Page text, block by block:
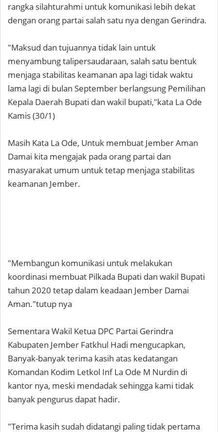
rangka silahturahmi untuk komunikasi lebih dekat
dengan orang partai salah satu nya dengan Gerindra.
"Maksud dan tujuannya tidak lain untuk
menyambung talipersaudaraan, salah satu bentuk
menjaga stabilitas keamanan apa lagi tidak waktu
lama lagi di bulan September berlangsung Pemilihan
Kepala Daerah Bupati dan wakil bupati,"kata La Ode
Kamis (30/1)
Masih Kata La Ode, Untuk membuat Jember Aman
Damai kita mengajak pada orang partai dan
masyarakat umum untuk tetap menjaga stabilitas
keamanan Jember.
"Membangun komunikasi untuk melakukan
koordinasi membuat Pilkada Bupati dan wakil Bupati
tahun 2020 tetap dalam keadaan Jember Damai
Aman."tutup nya
Sementara Wakil Ketua DPC Partai Gerindra
Kabupaten Jember Fatkhul Hadi mengucapkan,
Banyak-banyak terima kasih atas kedatangan
Komandan Kodim Letkol Inf La Ode M Nurdin di
kantor nya, meski mendadak sehingga kami tidak
banyak pengurus dapat hadir.
"Terima kasih sudah didatangi paling tidak pertama